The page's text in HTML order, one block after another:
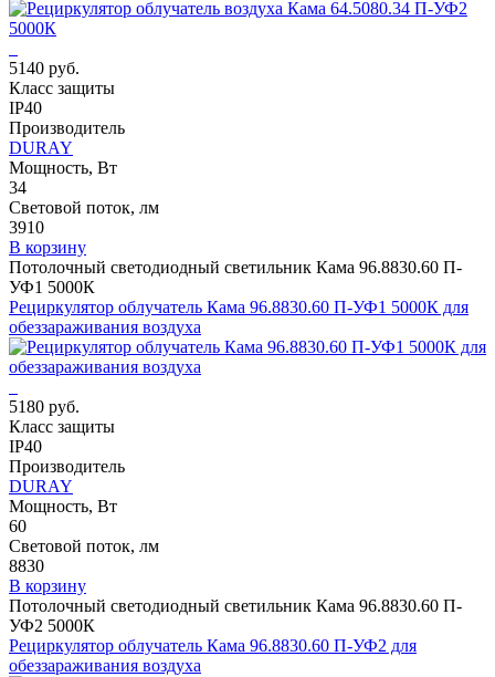
5140 руб.
Класс защиты
IP40
Производитель
DURAY
Мощность, Вт
34
Световой поток, лм
3910
В корзину
Потолочный светодиодный светильник Кама 96.8830.60 П-
УФ1 5000К
Рециркулятор облучатель Кама 96.8830.60 П-УФ1 5000К для
обеззараживания воздуха
5180 руб.
Класс защиты
IP40
Производитель
DURAY
Мощность, Вт
60
Световой поток, лм
8830
В корзину
Потолочный светодиодный светильник Кама 96.8830.60 П-
УФ2 5000К
Рециркулятор облучатель Кама 96.8830.60 П-УФ2 для
обеззараживания воздуха